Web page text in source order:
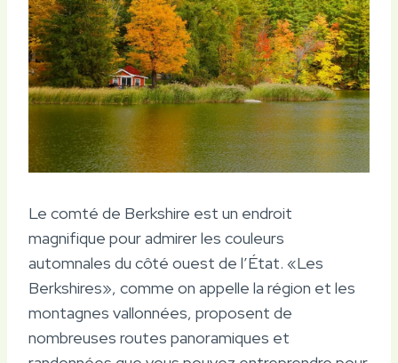
Le comté de Berkshire est un endroit
magnifique pour admirer les couleurs
automnales du côté ouest de l’État. «Les
Berkshires», comme on appelle la région et les
montagnes vallonnées, proposent de
nombreuses routes panoramiques et